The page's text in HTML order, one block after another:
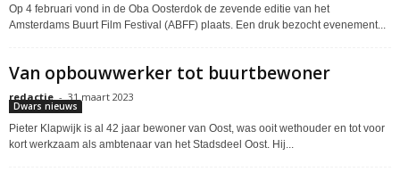
Op 4 februari vond in de Oba Oosterdok de zevende editie van het
Amsterdams Buurt Film Festival (ABFF) plaats. Een druk bezocht evenement...
Van opbouwwerker tot buurtbewoner
redactie - 31 maart 2023
Dwars nieuws
Pieter Klapwijk is al 42 jaar bewoner van Oost, was ooit wethouder en tot voor
kort werkzaam als ambtenaar van het Stadsdeel Oost. Hij...